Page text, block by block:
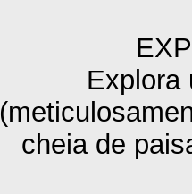
Explora
cheia de